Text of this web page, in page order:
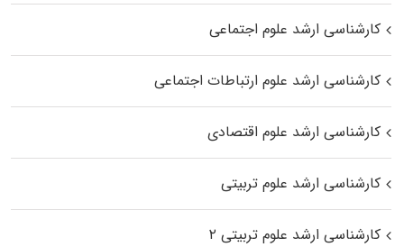
کارشناسی ارشد علوم اجتماعی
کارشناسی ارشد علوم ارتباطات اجتماعی
کارشناسی ارشد علوم اقتصادی
کارشناسی ارشد علوم تربیتی
کارشناسی ارشد علوم تربیتی ۲